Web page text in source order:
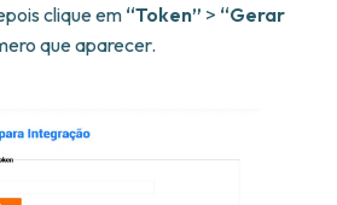
clique em “Token” > “Gerar
que aparecer.